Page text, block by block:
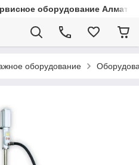
оборудование Алматы
оборудование